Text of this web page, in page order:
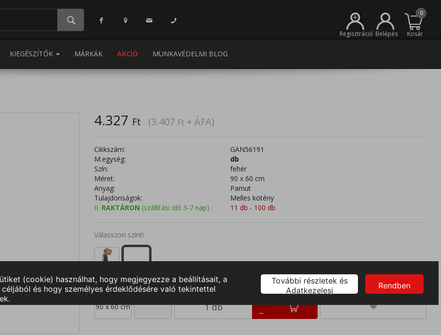
+
Regisztráció Belépés
0
Kosár
KIEGÉSZÍTŐK MÁRKÁK AKCIÓ MUNKAVÉDELMI BLOG
4.327 Ft (3.407 Ft + ÁFA)
Cikkszám:
GAN56191
M.egység:
db
Szín:
fehér
Méret:
90 x 60 cm
Anyag:
Pamut
Tulajdonságok:
Melles kötény
II. RAKTÁRON (szállítási idő 3-7 nap) : 11 db - 100 db
Válasszon színt!
90 x 60 cm